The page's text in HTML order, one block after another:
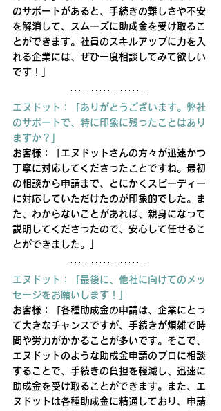
のサポートがあると、手続きの難しさや不安
を解消して、スムーズに助成金を受け取るこ
とができます。社員のスキルアップに力を入
れる企業には、ぜひ一度相談してみて欲しい
です！」
エヌドット：「ありがとうございます。弊社
のサポートで、特に印象に残ったことはあり
ますか？」
お客様：「エヌドットさんの方々が迅速かつ
丁寧に対応してくださったことですね。最初
の相談から申請まで、とにかくスピーディー
に対応していただけたのが印象的でした。ま
た、わからないことがあれば、親身になって
説明してくださったので、安心して任せるこ
とができました。」
エヌドット：「最後に、他社に向けてのメッ
セージをお願いします！」
お客様：「各種助成金の申請は、企業にとっ
て大きなチャンスですが、手続きが煩雑で時
間や労力がかかることが多いです。そこで、
エヌドットのような助成金申請のプロに相談
することで、手続きの負担を軽減し、迅速に
助成金を受け取ることができます。また、エ
ヌドットは各種助成金に精通しており、申請